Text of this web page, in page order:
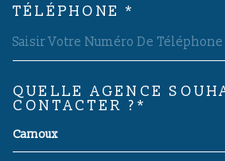
TÉLÉPHONE *
QUELLE AGENCE
CONTACTER ?*
Carnoux